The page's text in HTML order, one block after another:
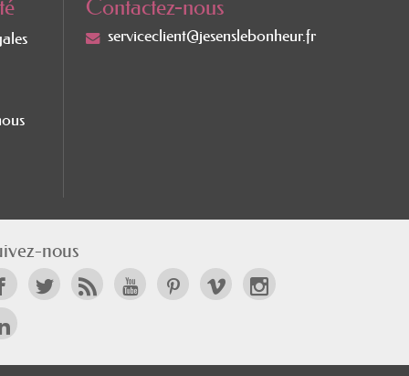
Contactez-nous
serviceclient@jesenslebonheur.fr
nous